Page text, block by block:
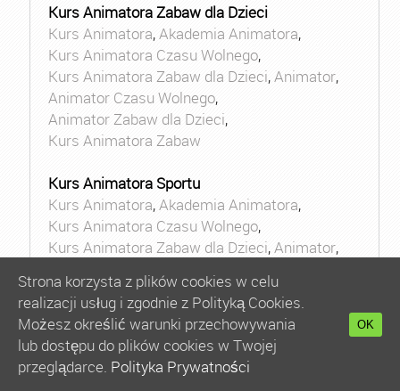
Kurs Animatora Zabaw dla Dzieci
Kurs Animatora,Akademia Animatora,
Kurs Animatora Czasu Wolnego,
Kurs Animatora Zabaw dla Dzieci,Animator,
Animator Czasu Wolnego,
Animator Zabaw dla Dzieci,
Kurs Animatora Zabaw
Kurs Animatora Sportu
Kurs Animatora,Akademia Animatora,
Kurs Animatora Czasu Wolnego,
Kurs Animatora Zabaw dla Dzieci,Animator,
Animator Zabaw dla Dzieci,
Kurs Animatora Zabaw
Kurs Animatora Kultury
Kurs Animatora,Akademia Animatora
Strona korzysta z plików cookies w celu
realizacji usług i zgodnie z Polityką Cookies.
Możesz określić warunki przechowywania
lub dostępu do plików cookies w Twojej
przeglądarce. Polityka Prywatności
OK